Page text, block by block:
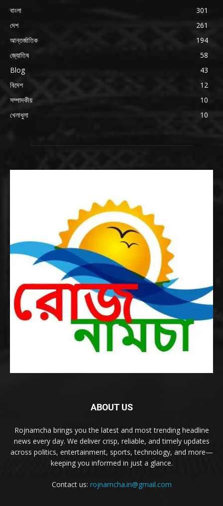
বাংলা
301
দেশ
261
আন্তর্জাতিক
194
জ্যোতিষ
58
Blog
43
বিদেশ
12
সম্পাদকীয়
10
খেলাধুলা
10
ABOUT US
Rojnamcha brings you the latest and most trending headline
news every day. We deliver crisp, reliable, and timely updates
across politics, entertainment, sports, technology, and more—
keeping you informed in just a glance.
Contact us: rojnamcha.in@gmail.com